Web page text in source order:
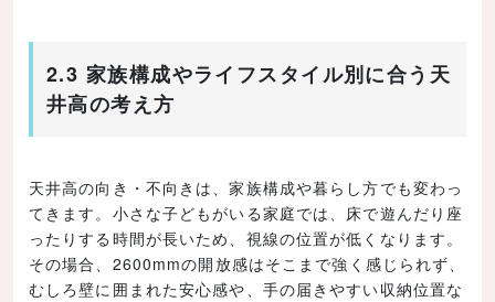
2.3 家族構成やライフスタイル別に合う天
井高の考え方
天井高の向き・不向きは、家族構成や暮らし方でも変わっ
てきます。小さな子どもがいる家庭では、床で遊んだり座
ったりする時間が長いため、視線の位置が低くなります。
その場合、2600mmの開放感はそこまで強く感じられず、
むしろ壁に囲まれた安心感や、手の届きやすい収納位置な